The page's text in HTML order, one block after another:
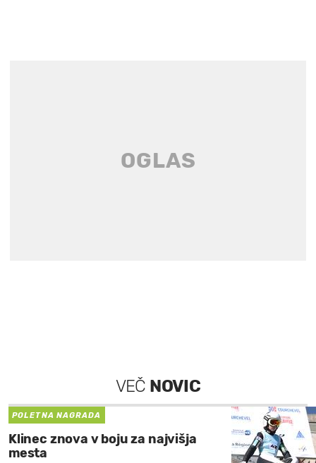
VEČ NOVIC
POLETNA NAGRADA
Klinec znova v boju za najvišja
mesta